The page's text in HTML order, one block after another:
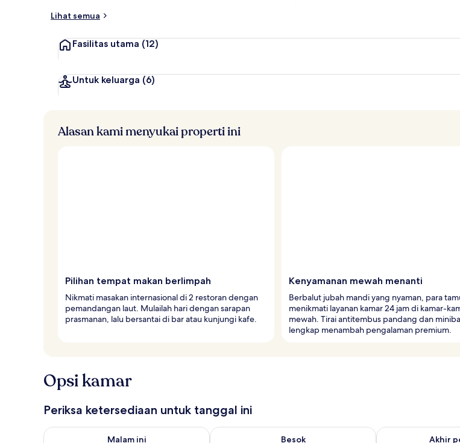
Lihat semua
Fasilitas utama (12)
Untuk keluarga (6)
Alasan kami menyukai properti ini
Pilihan tempat makan berlimpah
Nikmati masakan internasional di 2 restoran dengan
pemandangan laut. Mulailah hari dengan sarapan
prasmanan, lalu bersantai di bar atau kunjungi kafe.
Kenyamanan mewah menanti
Berbalut jubah mandi yang nyaman, para
menikmati layanan kamar 24 jam di kamar-
mewah. Tirai antitembus pandang dan
lengkap menambah pengalaman premium.
Opsi kamar
Periksa ketersediaan untuk tanggal ini
Malam ini
Periksa ketersediaan untuk malam ini Agu 7 - Agu 8
Besok
Periksa ketersediaan untuk besok Agu 8 - Agu 9
Akhir
Periksa